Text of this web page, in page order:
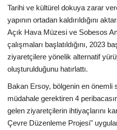
Tarihi ve kültürel dokuya zarar
yapının ortadan kaldırıldığını
Açık Hava Müzesi ve Sobesos
çalışmaları başlatıldığını, 2023
ziyaretçilere yönelik alternatif
oluşturulduğunu hatırlattı.
Bakan Ersoy, bölgenin en önemli
müdahale gerektiren 4
gelen ziyaretçilerin ihtiyaçlarını
Çevre Düzenleme Projesi"